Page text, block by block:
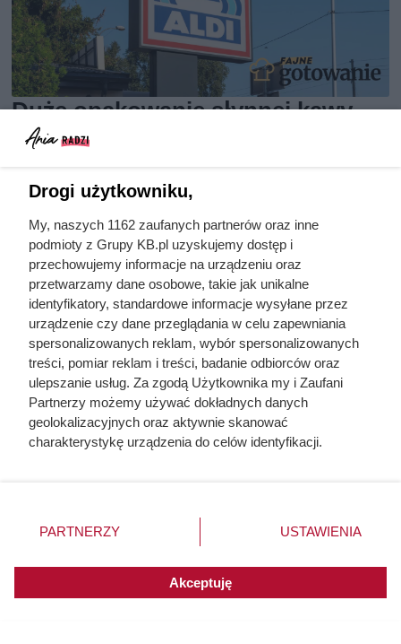
Duże opakowanie słynnej kawy
zaledwie za 9,99? ALDI ma jeden
przeceniona o 91%
Drogi użytkowniku,
My, naszych 1162 zaufanych partnerów oraz inne
podmioty z Grupy KB.pl uzyskujemy dostęp i
przechowujemy informacje na urządzeniu oraz
przetwarzamy dane osobowe, takie jak unikalne
identyfikatory, standardowe informacje wysyłane przez
urządzenie czy dane przeglądania w celu zapewniania
spersonalizowanych reklam, wybór spersonalizowanych
treści, pomiar reklam i treści, badanie odbiorców oraz
ulepszanie usług. Za zgodą Użytkownika my i Zaufani
Partnerzy możemy używać dokładnych danych
geolokalizacyjnych oraz aktywnie skanować
charakterystykę urządzenia do celów identyfikacji.
zmienić/wycofać klikając przycisk ustawień prywatności
znajdujący się w lewym dolnym rogu strony. Niektóre
użytkownika, ale masz prawo sprzeciwić się takiemu
przetwarzaniu. Preferencje będą miały zastosowania do
PARTNERZY USTAWIENIA
Akceptuję